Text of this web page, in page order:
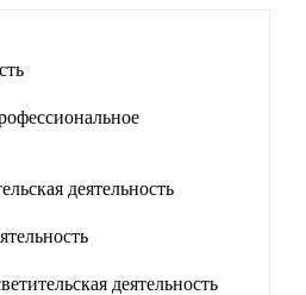
деятельность
деятельность